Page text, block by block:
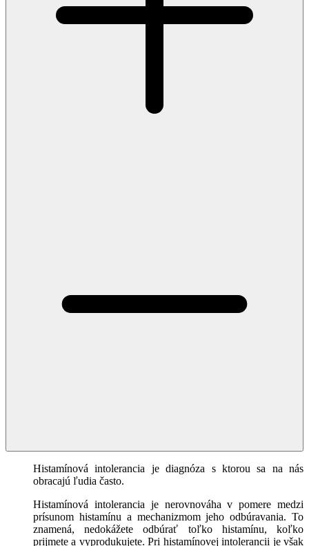
Histamínová intolerancia je diagnóza s ktorou sa na nás
obracajú ľudia často.
Histamínová intolerancia je nerovnováha v pomere medzi
prísunom histamínu a mechanizmom jeho odbúravania. To
znamená, nedokážete odbúrať toľko histamínu, koľko
prijmete a vyprodukujete. Pri histamínovej intolerancii je však